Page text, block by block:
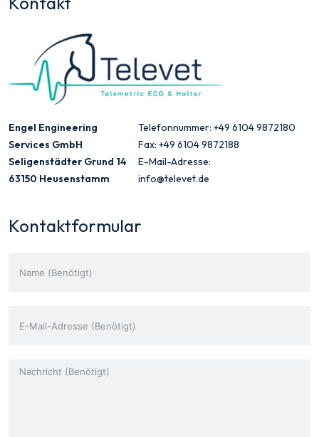
Engel Engineering
Services GmbH
Seligenstädter Grund 14
63150 Heusenstamm
Telefonnummer: +49 6104 9872180
Fax: +49 6104 9872188
E-Mail-Adresse:
info@televet.de
Kontaktformular